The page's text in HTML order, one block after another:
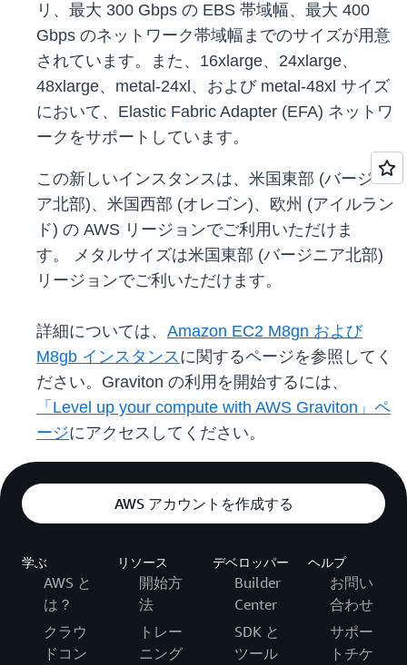
リ、最大 300 Gbps の EBS 帯域幅、最大 400
Gbps のネットワーク帯域幅までのサイズが用意
されています。また、16xlarge、24xlarge、
48xlarge、metal-24xl、および metal-48xl サイズ
において、Elastic Fabric Adapter (EFA) ネットワ
ークをサポートしています。
この新しいインスタンスは、米国東部 (バージニ
ア北部)、米国西部 (オレゴン)、欧州 (アイルラン
ド) の AWS リージョンでご利用いただけま
す。 メタルサイズは米国東部 (バージニア北部)
リージョンでご利いただけます。
詳細については、 Amazon EC2 M8gn および
M8gb インスタンスに関するページを参照してく
ださい。Graviton の利用を開始するには、
「Level up your compute with AWS Graviton」ペ
ージにアクセスしてください。
AWS アカウントを作成する
学ぶ
AWS と
は？
クラウ
ドコン
リソース
開始方
法
トレー
ニング
デベロッパー
Builder
Center
SDK と
ツール
ヘルプ
お問い
合わせ
サポー
トチケ